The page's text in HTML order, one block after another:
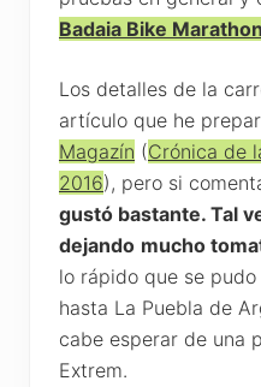
Badaia Bike Marathon
Los detalles de la
artículo que he
Magazín (Crónica de
2016), pero si
gustó bastante. Tal
dejando mucho
lo rápido que se
hasta La Puebla de
cabe esperar de una
Extrem.